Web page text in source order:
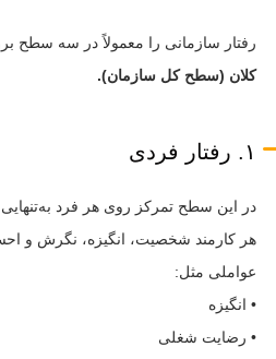
رفتار سازمانی را معمولاً در سه سطح
کلان (سطح کل سازمان).
۱. رفتار فردی
در این سطح تمرکز روی هر فرد
هر کارمند شخصیت، انگیزه، نگرش و
عواملی مثل:
• انگیزه
• رضایت شغلی